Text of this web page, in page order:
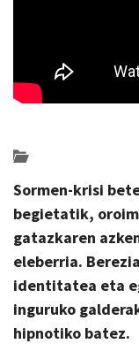
Sormen-krisi
begietatik,
gatazkaren
eleberria.
identitatea eta
inguruko
hipnotiko batez.